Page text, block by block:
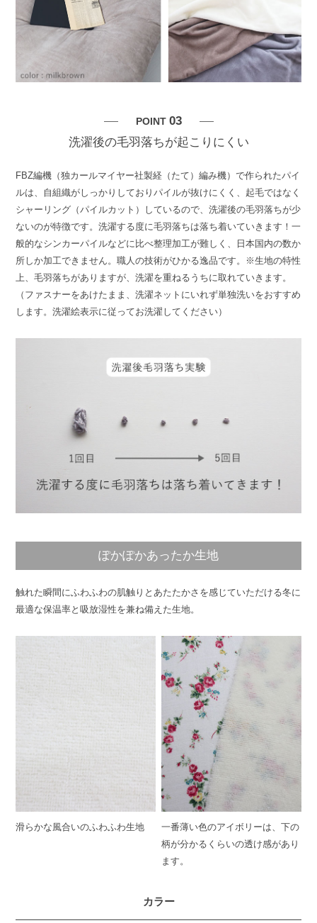
POINT 03
洗濯後の毛羽落ちが起こりにくい
FBZ編機（独カールマイヤー社製経（たて）編み機）で作られたパイ
ルは、自組織がしっかりしておりパイルが抜けにくく、起毛ではなく
シャーリング（パイルカット）しているので、洗濯後の毛羽落ちが少
ないのが特徴です。洗濯する度に毛羽落ちは落ち着いていきます！一
般的なシンカーパイルなどに比べ整理加工が難しく、日本国内の数か
所しか加工できません。職人の技術がひかる逸品です。※生地の特性
上、毛羽落ちがありますが、洗濯を重ねるうちに取れていきます。
（ファスナーをあけたまま、洗濯ネットにいれず単独洗いをおすすめ
します。洗濯絵表示に従ってお洗濯してください）
ぽかぽかあったか生地
触れた瞬間にふわふわの肌触りとあたたかさを感じていただける冬に
最適な保温率と吸放湿性を兼ね備えた生地。
滑らかな風合いのふわふわ生地
一番薄い色のアイボリーは、下の
柄が分かるくらいの透け感があり
ます。
カラー